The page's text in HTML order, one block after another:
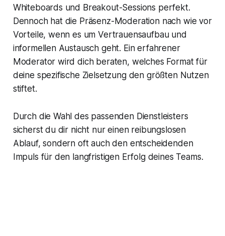
Whiteboards und Breakout-Sessions perfekt.
Dennoch hat die Präsenz-Moderation nach wie vor
Vorteile, wenn es um Vertrauensaufbau und
informellen Austausch geht. Ein erfahrener
Moderator wird dich beraten, welches Format für
deine spezifische Zielsetzung den größten Nutzen
stiftet.
Durch die Wahl des passenden Dienstleisters
sicherst du dir nicht nur einen reibungslosen
Ablauf, sondern oft auch den entscheidenden
Impuls für den langfristigen Erfolg deines Teams.